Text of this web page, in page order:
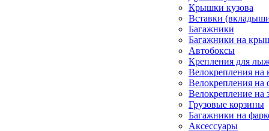
Крышки кузова
Вставки
Багажники
Багажники на
Автобоксы
Крепления для
Велокрепления
Велокрепления на
Велокрепление на
Грузовые корзины
Багажники на
Аксессуары